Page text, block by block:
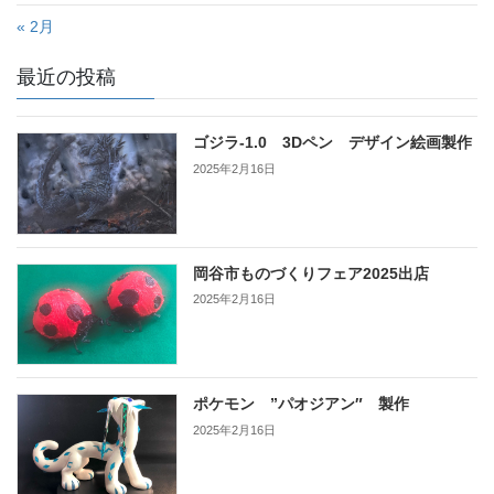
« 2月
最近の投稿
ゴジラ-1.0 3Dペン デザイン絵画製作
2025年2月16日
岡谷市ものづくりフェア2025出店
2025年2月16日
ポケモン ”パオジアン″ 製作
2025年2月16日